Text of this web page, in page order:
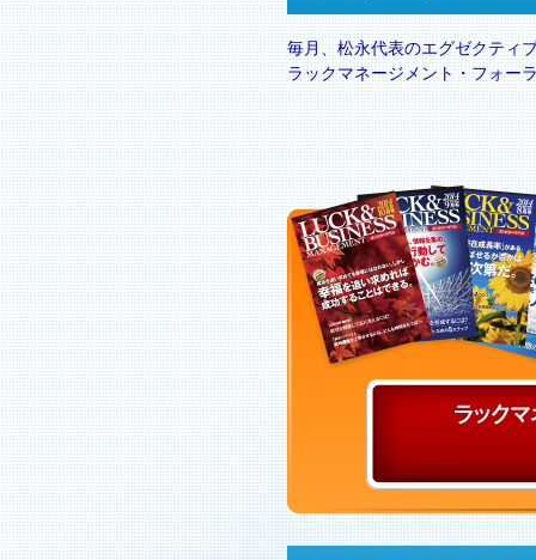
毎月、松永代表のエグゼクティ
ラックマネージメント・フォー